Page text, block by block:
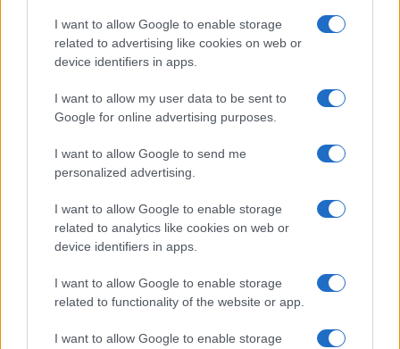
I want to allow Google to enable storage
related to advertising like cookies on web or
device identifiers in apps.
I want to allow my user data to be sent to
Google for online advertising purposes.
I want to allow Google to send me
personalized advertising.
I want to allow Google to enable storage
related to analytics like cookies on web or
device identifiers in apps.
I want to allow Google to enable storage
related to functionality of the website or app.
I want to allow Google to enable storage
SALUD Y BIENESTAR
Cómo el orden en casa reduce el estrés y
mejora el sueño
Un hogar ordenado no solo mejora tu espacio,…